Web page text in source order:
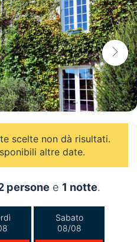
scelte non dà risultati.
altre date.
persone e 1 notte.
Sabato
08/08